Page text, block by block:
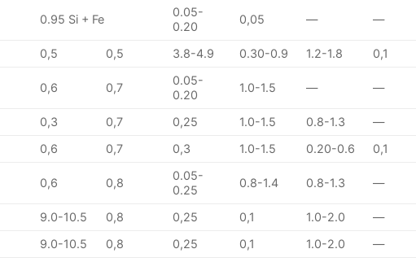
0.95 Si + Fe
0.05-
0.20
0,05 — —
0,5 0,5 3.8-4.9 0.30-0.9 1.2-1.8 0,1
0,6 0,7
0.05-
0.20
1.0-1.5 — —
0,3 0,7 0,25 1.0-1.5 0.8-1.3 —
0,6 0,7 0,3 1.0-1.5 0.20-0.6 0,1
0,6 0,8
0.05-
0.25
0.8-1.4 0.8-1.3 —
9.0-10.5 0,8 0,25 0,1 1.0-2.0 —
9.0-10.5 0,8 0,25 0,1 1.0-2.0 —